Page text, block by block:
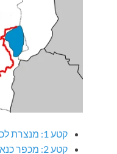
קטע 1: מנצרת לכפר כנא דרך ציפורי
קטע 2: מכפר כנא לקיבוץ לביא